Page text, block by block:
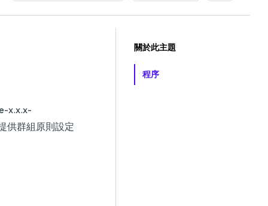
x.x.x-
供群組原則設定
關於此主題
程序